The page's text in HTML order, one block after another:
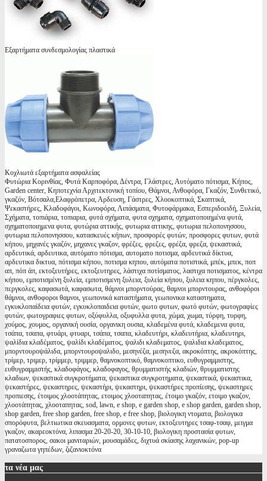
Εξαρτήματα συνδεσμολογίας πλαστικά
Κοχλιωτά εξαρτήματα ασφαλείας
Φυτώρια Κορινθίας, Φυτά Καρποφόρα, Δέντρα, Γλάστρες, Αυτόματο πότισμα, Κήπος,
Garden center, Κηποτεχνία Αρχιτεκτονική τοπίου, Θάμνοι, Ανθοφόρα, Γκαζόν, Συνθετικό,
γκαζόν, Βότσαλα,Ελαφρόπετρα, Αρδευση, Γάστρες, Χλοοκοπτικά, Σκαπτικά,
Ψεκαστήρες, Κλαδοφάγοι, Κωνοφόρα, Λιπάσματα, Φυτοφάρμακα, Εσπεριδοειδή, Ξυλεία,
Σχήματα, τοπιάρια, τοπιαρια, φυτά σχήματα, φυτα σχηματα, σχηματοποιημένα φυτά,
σχηματοποιημενα φυτα, φυτώρια αττικής, φυτωρια αττικης, φυτωρια πελοπονησσου,
φυτωρια πελοπονησσου, κατασκευές κήπων, προσφορές φυτών, προσφορες φυτων, φυτά
κήπου, μηχανές γκαζόν, μηχανες γκαζον, φρέζες, φρεζες, φρέζα, φρεζα, ψεκαστικά,
αρδευτικά, αρδευτικα, αυτόματο πότισμα, αυτοματο ποτισμα, αρδευτικά δίκτυα,
αρδευτικα δικτυα, πότισμα κήπου, ποτισμα κηπου, αυτόματα ποτιστικά, μπέκ, μπεκ, ποπ
απ, πόπ άπ, εκτοξευτήρες, εκτοξευτηρες, λάστιχα ποτίσματος, λαστιχα ποτισματος, κέντρα
κήπου, εμποτισμένη ξυλεία, εμποτισμενη ξυλεια, ξυλεία κήπου, ξυλεια κηπου, πέργκολες,
περγκολες, καφασωτά, καφασωτα, θάμνοι μπορντούρας, θαμνοι μπορντουρας, ανθοφόροι
θάμνοι, ανθοφοροι θαμνοι, γεωπονικά καταστήματα, γεωπονικα καταστηματα,
εγκυκλοπαίδεια φυτών, εγκυκλοπαιδεια φυτών, φωτο φυτων, φωτό φυτών, φωτογραφίες
φυτών, φωτογραφιες φυτων, οξύφυλλα, οξυφυλλα φυτα, χώμα, χωμα, τύρφη, τυρφη,
χούμος, χουμος, οργανική ουσία, οργανικη ουσια, κλαδεμένα φυτά, κλαδεμενα φυτα,
τσάπα, τσαπα, φτυάρι, φτυαρι, τσάπα, τσαπα, κλαδευτήρι, κλαδευτήρια, κλαδευτηρι,
ψαλίδια κλαδέματος, ψαλίδι κλαδέματος, ψαλιδι κλαδεματος, ψαλιδια κλαδεματος,
μπορντουροψάλιδα, μπορντουροψαλιδο, μεσηνέζα, μεσηνεζα, ακροκόπτης, ακροκόπτης,
τρίμερ, τριμερ, τρίμμερ, τριμμερ, θαμνοκοπτικό, θαμνοκοπτικο, ευθυγραμμιστης,
ευθυγραμμιστής, κλαδοφάγος, κλαδοφαγος, θρυμματιστής κλαδιών, θρυμματιστης
κλαδιων, ψεκαστικά συγκροτήματα, ψεκαστικα συγκροτηματα, ψεκαστικά, ψεκαστικα,
ψεκαστήρες, ψεκαστηρες, ψεκαστήρι, ψεκαστηρι, ψεκαστήρες προπίεσης, ψεκαστηρες
προπιεσης, έτοιμος χλοοτάπητας, ετοιμος χλοοταπητας, έτοιμο γκαζόν, ετοιμο γκαζον,
χλοοτάπητας, χλοοταπητας, sod, lawn, e shop, e garden shop, e shop garden, garden shop,
shop garden, free shop garden, free shop, e free shop, βιολογικη ντοματα, βιολογικα
σπορόφυτα, βελτιωτικα σκευασματα, ορμονες φυτων, εκτοξευτηρες τσαφ-τσαφ, μειγμα
γκαζον, ακαρεοκτόνα, λιπασμα 20-20-20, 30-10-10, βιολογικη προστασία φυτων,
πατατοσπορος, σακοι μανιταριών, μουσαμάδες, διχτυά σκίασης λαχανικών, pop-up
γραναζωτα γηπέδων, ζιζανιοκτόνα
τα νέα μας